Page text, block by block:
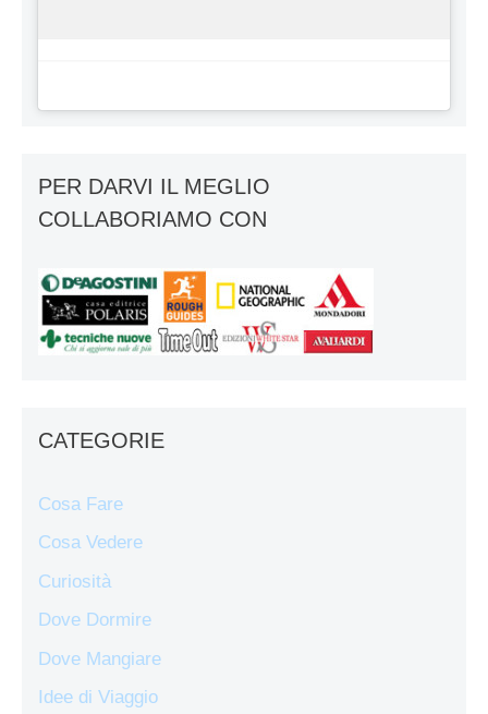
PER DARVI IL MEGLIO
COLLABORIAMO CON
CATEGORIE
Cosa Fare
Cosa Vedere
Curiosità
Dove Dormire
Dove Mangiare
Idee di Viaggio